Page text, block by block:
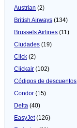
Austrian (2)
British Airways (134)
Brussels Airlines (11)
Ciudades (19)
Click (2)
Clickair (102)
Códigos de descuentos
Condor (15)
Delta (40)
EasyJet(126)